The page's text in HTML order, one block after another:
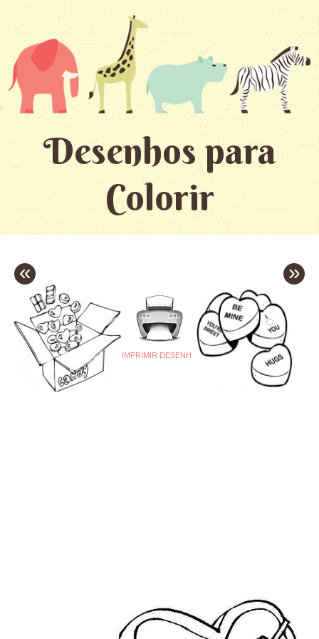
Desenhos para
Colorir
«
IMPRIMIR DESENHO
»